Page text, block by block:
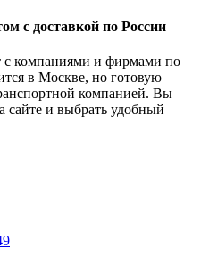
с доставкой по России
и фирмами по
в Москве, но готовую
компанией. Вы
сайте и выбрать удобный